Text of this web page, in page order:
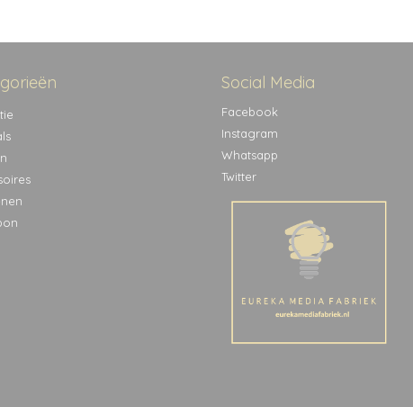
Social Media
Facebook
Instagram
Whatsapp
Twitter